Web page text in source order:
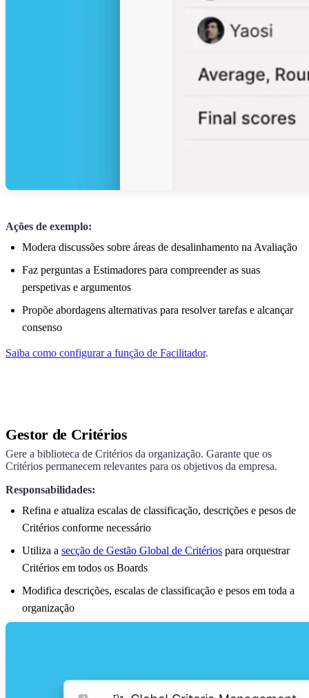
Ações de exemplo:
Modera discussões sobre áreas de desalinhamento na Avaliação
Faz perguntas a Estimadores para compreender as suas
perspetivas e argumentos
Propõe abordagens alternativas para resolver tarefas e alcançar
consenso
Saiba como configurar a função de Facilitador.
Gestor de Critérios
Gere a biblioteca de Critérios da organização. Garante que os
Critérios permanecem relevantes para os objetivos da empresa.
Responsabilidades:
Refina e atualiza escalas de classificação, descrições e pesos de
Critérios conforme necessário
Utiliza a secção de Gestão Global de Critérios para orquestrar
Critérios em todos os Boards
Modifica descrições, escalas de classificação e pesos em toda a
organização